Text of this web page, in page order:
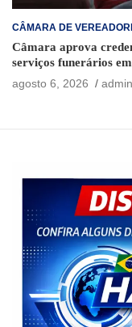
CÂMARA DE
Câmara aprova
serviços funerários
agosto 6, 2026
admin